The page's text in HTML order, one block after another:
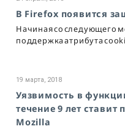
В Firefox появится
Начиная со следующего
поддержка атрибута
19 марта, 2018
Уязвимость в
течение 9 лет ставит
Mozilla